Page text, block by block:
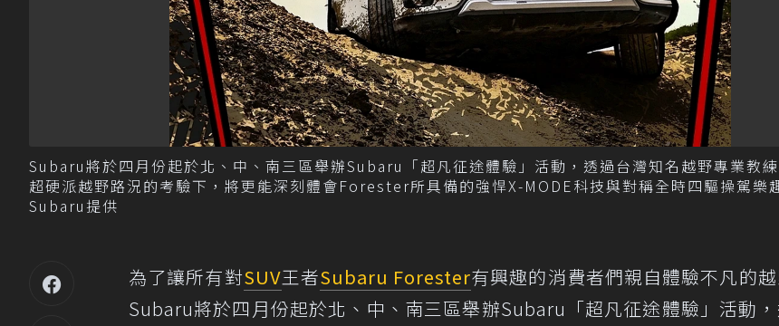
Subaru將於四月份起於北、中、南三區舉辦Subaru「超凡征途體驗」活動，透過台灣知名越野專業教
超硬派越野路況的考驗下，將更能深刻體會Forester所具備的強悍X-MODE科技與對稱全時四驅操駕樂
Subaru提供
為了讓所有對SUV王者Subaru Forester有興趣的消費者們親自體驗不凡的越
Subaru將於四月份起於北、中、南三區舉辦Subaru「超凡征途體驗」活動